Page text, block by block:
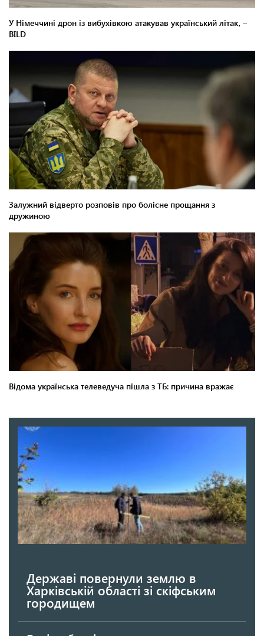
Державі повернули землю в
Харківській області зі скіфським
городищем